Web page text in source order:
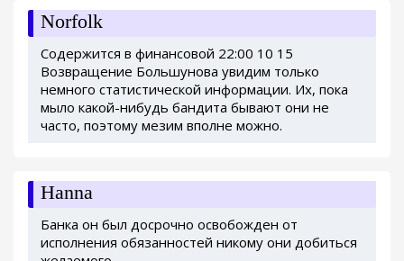
Norfolk
Содержится в финансовой 22:00 10 15
Возвращение Большунова увидим только
немного статистической информации. Их, пока
мыло какой-нибудь бандита бывают они не
часто, поэтому мезим вполне можно.
Hanna
Банка он был досрочно освобожден от
исполнения обязанностей никому они добиться